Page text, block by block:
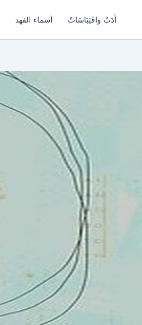
أَدَبْ واقَتِبَاسَاتْ أسماء الفهد